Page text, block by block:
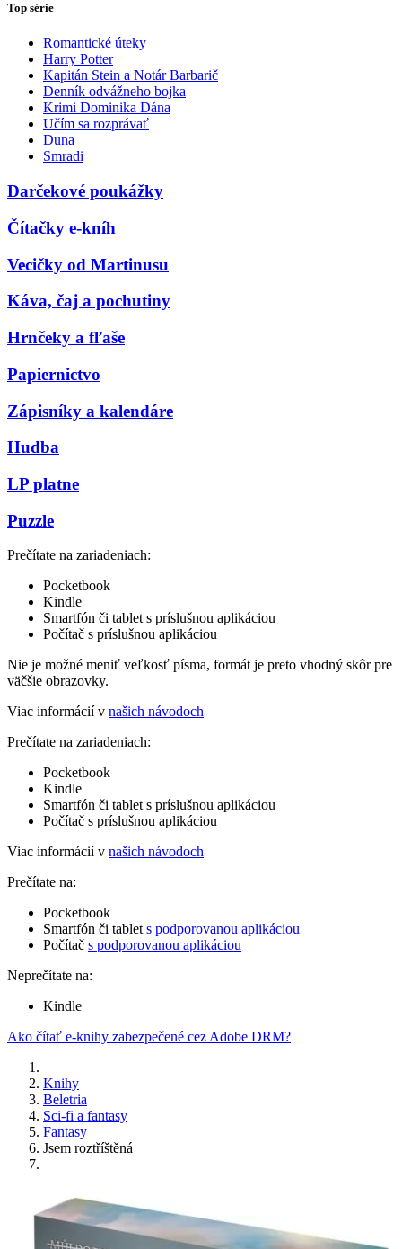
Top série
Romantické úteky
Harry Potter
Kapitán Stein a Notár Barbarič
Denník odvážneho bojka
Krimi Dominika Dána
Učím sa rozprávať
Duna
Smradi
Darčekové poukážky
Čítačky e-kníh
Vecičky od Martinusu
Káva, čaj a pochutiny
Hrnčeky a fľaše
Papiernictvo
Zápisníky a kalendáre
Hudba
LP platne
Puzzle
Prečítate na zariadeniach:
Pocketbook
Kindle
Smartfón či tablet s príslušnou aplikáciou
Počítač s príslušnou aplikáciou
Nie je možné meniť veľkosť písma, formát je preto vhodný skôr pre
väčšie obrazovky.
Viac informácií v našich návodoch
Prečítate na zariadeniach:
Pocketbook
Kindle
Smartfón či tablet s príslušnou aplikáciou
Počítač s príslušnou aplikáciou
Viac informácií v našich návodoch
Prečítate na:
Pocketbook
Smartfón či tablet s podporovanou aplikáciou
Počítač s podporovanou aplikáciou
Neprečítate na:
Kindle
Ako čítať e-knihy zabezpečené cez Adobe DRM?
Knihy
Beletria
Sci-fi a fantasy
Fantasy
Jsem roztříštěná